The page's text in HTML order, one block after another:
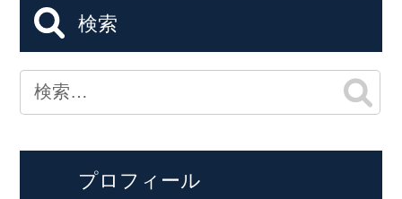
検索
プロフィール